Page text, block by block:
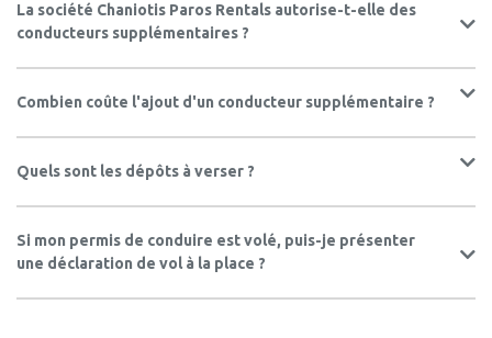
La société Chaniotis Paros Rentals autorise-t-elle des
conducteurs supplémentaires ?
Combien coûte l'ajout d'un conducteur supplémentaire ?
Quels sont les dépôts à verser ?
Si mon permis de conduire est volé, puis-je présenter
une déclaration de vol à la place ?